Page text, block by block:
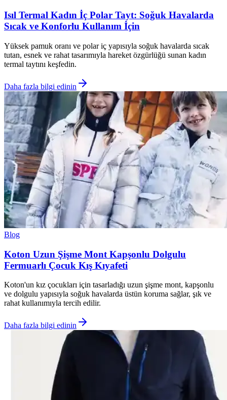
Isıl Termal Kadın İç Polar Tayt: Soğuk Havalarda
Sıcak ve Konforlu Kullanım İçin
Yüksek pamuk oranı ve polar iç yapısıyla soğuk havalarda sıcak
tutan, esnek ve rahat tasarımıyla hareket özgürlüğü sunan kadın
termal taytını keşfedin.
Daha fazla bilgi edinin
Blog
Koton Uzun Şişme Mont Kapşonlu Dolgulu
Fermuarlı Çocuk Kış Kıyafeti
Koton'un kız çocukları için tasarladığı uzun şişme mont, kapşonlu
ve dolgulu yapısıyla soğuk havalarda üstün koruma sağlar, şık ve
rahat kullanımıyla tercih edilir.
Daha fazla bilgi edinin